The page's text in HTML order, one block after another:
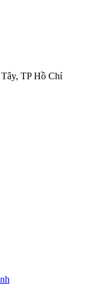
TP Hồ Chí